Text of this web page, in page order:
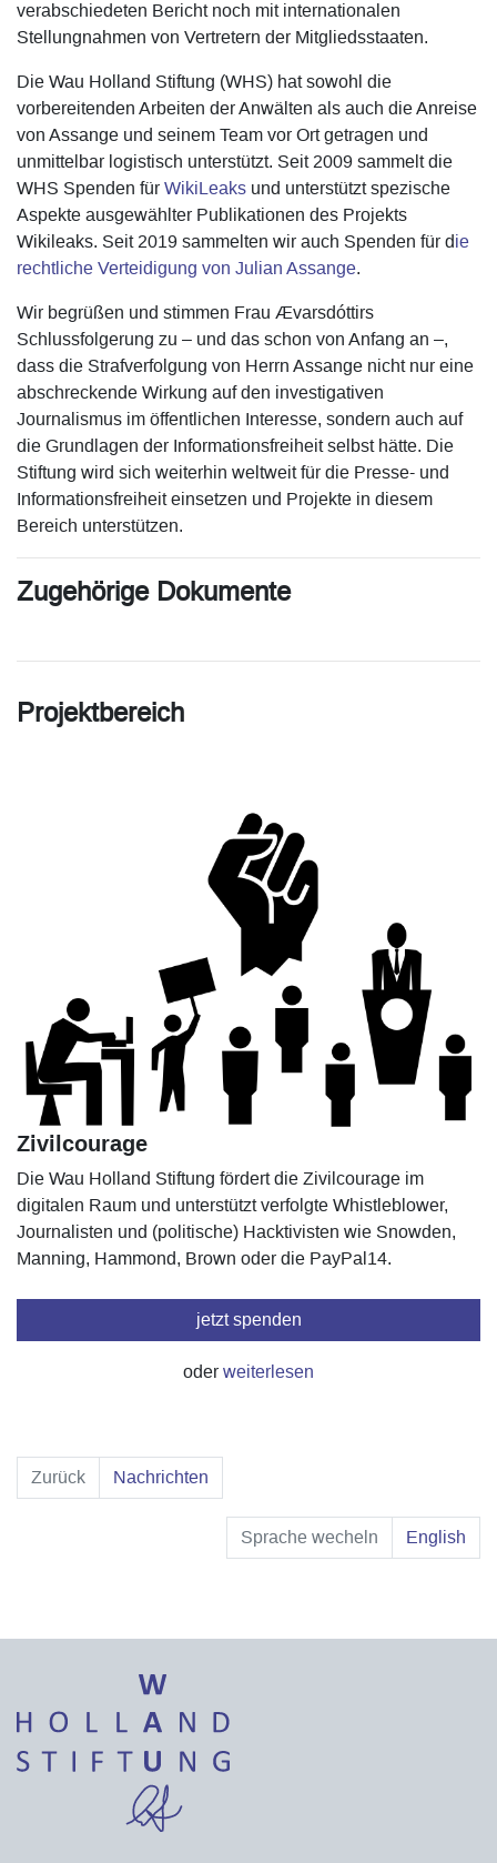
verabschiedeten Bericht noch mit internationalen
Stellungnahmen von Vertretern der Mitgliedsstaaten.
Die Wau Holland Stiftung (WHS) hat sowohl die
vorbereitenden Arbeiten der Anwälten als auch die Anreise
von Assange und seinem Team vor Ort getragen und
unmittelbar logistisch unterstützt. Seit 2009 sammelt die
WHS Spenden für WikiLeaks und unterstützt spezische
Aspekte ausgewählter Publikationen des Projekts
Wikileaks. Seit 2019 sammelten wir auch Spenden für die
rechtliche Verteidigung von Julian Assange.
Wir begrüßen und stimmen Frau Ævarsdóttirs
Schlussfolgerung zu – und das schon von Anfang an –,
dass die Strafverfolgung von Herrn Assange nicht nur eine
abschreckende Wirkung auf den investigativen
Journalismus im öffentlichen Interesse, sondern auch auf
die Grundlagen der Informationsfreiheit selbst hätte. Die
Stiftung wird sich weiterhin weltweit für die Presse- und
Informationsfreiheit einsetzen und Projekte in diesem
Bereich unterstützen.
Zugehörige Dokumente
Projektbereich
Zivilcourage
Die Wau Holland Stiftung fördert die Zivilcourage im
digitalen Raum und unterstützt verfolgte Whistleblower,
Journalisten und (politische) Hacktivisten wie Snowden,
Manning, Hammond, Brown oder die PayPal14.
jetzt spenden
oder weiterlesen
Zurück Nachrichten
Sprache wecheln English